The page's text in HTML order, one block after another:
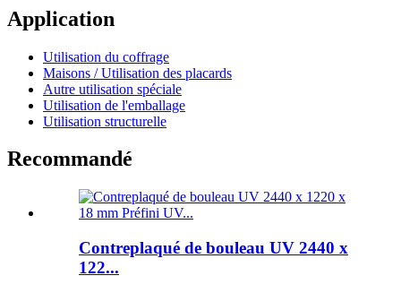
Application
Utilisation du coffrage
Maisons / Utilisation des placards
Autre utilisation spéciale
Utilisation de l'emballage
Utilisation structurelle
Recommandé
Contreplaqué de bouleau UV 2440 x
122...